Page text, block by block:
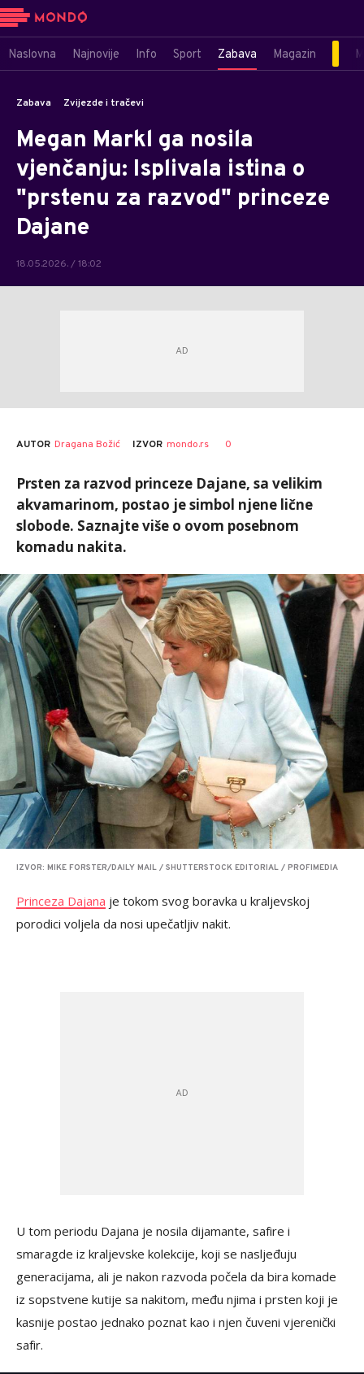
Naslovna Najnovije Info Sport Zabava Magazin
Zabava Zvijezde i tračevi
Megan Markl ga nosila
vjenčanju: Isplivala istina o
"prstenu za razvod" princeze
Dajane
18.05.2026. / 18:02
AUTOR Dragana Božić IZVOR mondo.rs 0
Prsten za razvod princeze Dajane, sa velikim
akvamarinom, postao je simbol njene lične
slobode. Saznajte više o ovom posebnom
komadu nakita.
IZVOR: MIKE FORSTER/DAILY MAIL / SHUTTERSTOCK EDITORIAL / PROFIMEDIA
Princeza Dajana je tokom svog boravka u kraljevskoj
porodici voljela da nosi upečatljiv nakit.
U tom periodu Dajana je nosila dijamante, safire i
smaragde iz kraljevske kolekcije, koji se nasljeđuju
generacijama, ali je nakon razvoda počela da bira komade
iz sopstvene kutije sa nakitom, među njima i prsten koji je
kasnije postao jednako poznat kao i njen čuveni vjerenički
safir.